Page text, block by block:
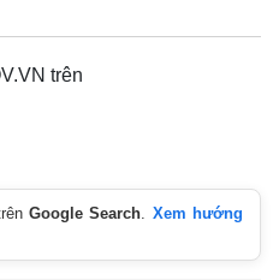
Multimedia
Video
trên
Google Search. Xem hướng